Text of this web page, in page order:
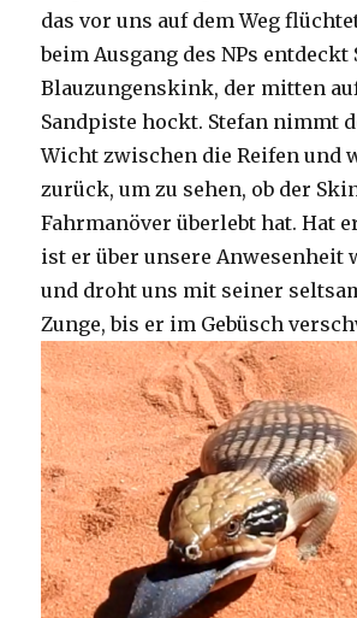
das vor uns auf dem Weg
beim Ausgang des NPs entdeckt
Blauzungenskink, der mitten
Sandpiste hockt. Stefan nimmt
Wicht zwischen die Reifen und
zurück, um zu sehen, ob der
Fahrmanöver überlebt hat. Hat
ist er über unsere Anwesenheit
und droht uns mit seiner
Zunge, bis er im Gebüsch